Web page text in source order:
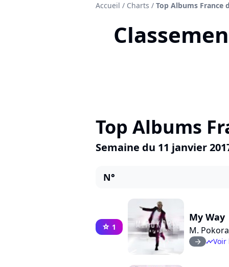
Accueil / Charts / Top Albums France
Top Albums
Semaine du 11 janvier
N°
star 1
My Way
M. Pokora
arrow_right timelineVoir